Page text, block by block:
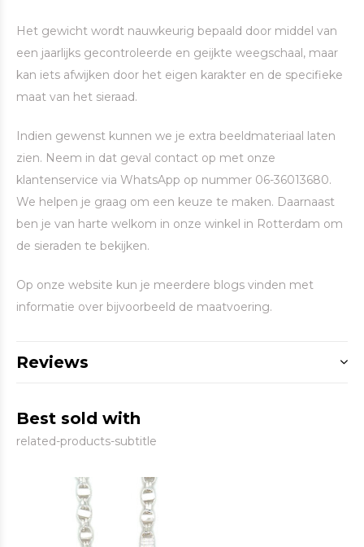
Het gewicht wordt nauwkeurig bepaald door middel van
een jaarlijks gecontroleerde en geijkte weegschaal, maar
kan iets afwijken door het eigen karakter en de specifieke
maat van het sieraad.
Indien gewenst kunnen we je extra beeldmateriaal laten
zien. Neem in dat geval contact op met onze
klantenservice via WhatsApp op nummer 06-36013680.
We helpen je graag om een keuze te maken. Daarnaast
ben je van harte welkom in onze winkel in Rotterdam om
de sieraden te bekijken.
Op onze website kun je meerdere blogs vinden met
informatie over bijvoorbeeld de maatvoering.
Reviews
Best sold with
related-products-subtitle